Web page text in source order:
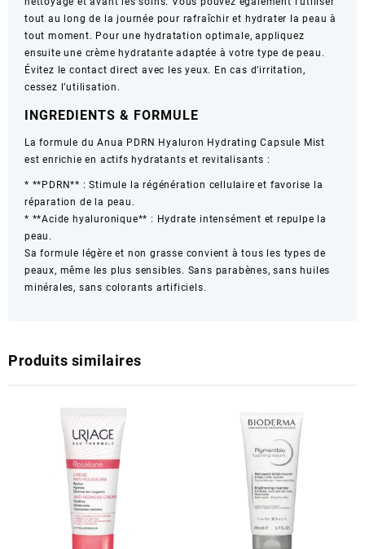
tout au long de la journée pour rafraîchir et hydrater la peau à
tout moment. Pour une hydratation optimale, appliquez
ensuite une crème hydratante adaptée à votre type de peau.
Évitez le contact direct avec les yeux. En cas d’irritation,
cessez l’utilisation.
INGREDIENTS & FORMULE
La formule du Anua PDRN Hyaluron Hydrating Capsule Mist
est enrichie en actifs hydratants et revitalisants :
* **PDRN** : Stimule la régénération cellulaire et favorise la
réparation de la peau.
* **Acide hyaluronique** : Hydrate intensément et repulpe la
peau.
Sa formule légère et non grasse convient à tous les types de
peaux, même les plus sensibles. Sans parabènes, sans huiles
minérales, sans colorants artificiels.
Produits similaires